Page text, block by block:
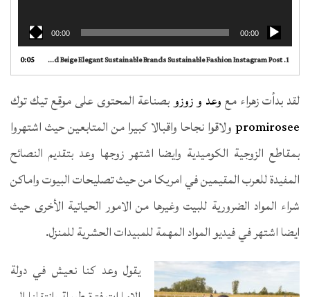
00:00
00:00
1.
White and Beige Elegant Sustainable Brands Sustainable Fashion Instagram Post
0:05
لقد بدأت زهراء معوعد و زوزوبصناعة المحتوى على موقع تيك توك
promiroseeولاقوا نجاحا واقبالا كبيرا من المتابعين حيث اشتهروا
بمقاطع الزوجية الكوميدية وايضا اشتهر زوجها وعد بتقديم النصائح
المفيدة للعرب المقيمين في امريكا من حيث تصليحات البيوت واماكن
شراء المواد الضرورية للبيت وغيرها من الامور الحياتية الأخرى حيث
ايضا اشتهر في فيديو المواد المهمة للمبيدات الحشرية للمنزل.
يقول وعد كنا نعيش في دولة